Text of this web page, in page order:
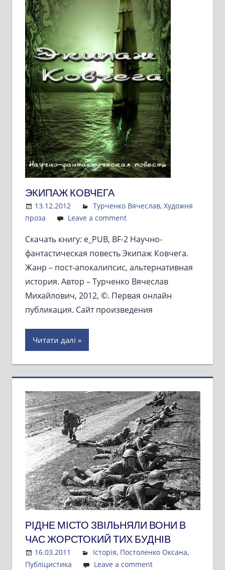
ЭКИПАЖ КОВЧЕГА
13.12.2012 Admin
Турченко Вячеслав, Художня
проза
Leave a comment
Скачать книгу: e_PUB, BF-2 Научно-
фантастическая повесть Экипаж Ковчега.
Жанр – пост-апокалипсис, альтернативная
история. Автор – Турченко Вячеслав
Михайлович, 2012, ©. Первая онлайн
публикация. Сайт произведения
Читати далі
РІДНЕ МІСТО ЗВІЛЬНЯЛИ ВОНИ В
ЧАС ЖОРСТОКИЙ ТИХ БУДНІВ
16.03.2011 Admin
Історія, Постоленко Оксана,
Публіцистика
Leave a comment